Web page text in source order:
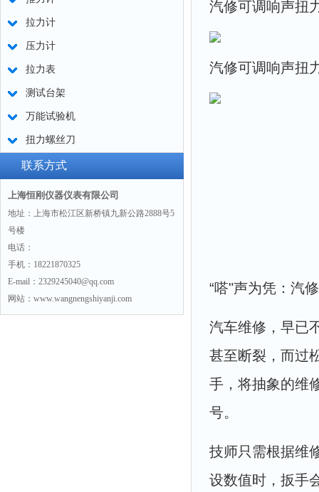
拉力计
压力计
拉力表
测试台架
万能试验机
扭力螺丝刀
联系方式
上海恒刚仪器仪表有限公司
地址：上海市松江区新桥镇九新公路2888号5
号楼
电话：
手机：18221870325
E-mail：2329245040@qq.com
网站：www.wangnengshiyanji.com
汽修可调响声扭
汽修可调响声扭
“嗒"声为凭：汽
汽车维修，早已
甚至断裂，而过
手，将抽象的维
号。
技师只需根据维
设数值时，扳手